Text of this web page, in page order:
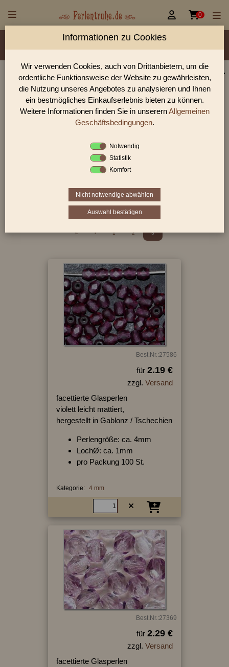
 0
Material/Glassorte Sorte/Form Farbe
Größen
Lochdurchmesser
Perlen Shop für facettierte Glasperlen facettiert
transparent 4,0 mm
In unserem Perlen Shop finden sie zahlreich facettierte
Glasperlen facettiert transparent 4,0 mm und viele weiter
Sie befinden sich in folgender Kategorie:
transparent |4 mm
« ‹ 1 2 3
Best.Nr.:27586
für 2.19 €
zzgl. Versand
facettierte Glasperlen
violett leicht mattiert,
hergestellt in Gablonz / Tschechien
Perlengröße: ca. 4mm
LochØ: ca. 1mm
pro Packung 100 St.
Kategorie: 4 mm
Best.Nr.:27369
für 2.29 €
zzgl. Versand
facettierte Glasperlen
Informationen zu Cookies
Wir verwenden Cookies, auch von Drittanbietern, um die
ordentliche Funktionsweise der Website zu gewährleisten,
die Nutzung unseres Angebotes zu analysieren und Ihnen
ein bestmögliches Einkaufserlebnis bieten zu können.
Weitere Informationen finden Sie in unserernAllgemeinen
Geschäftsbedingungen.
Notwendig
Statistik
Komfort
Nicht notwendige abwählen
Auswahl bestätigen